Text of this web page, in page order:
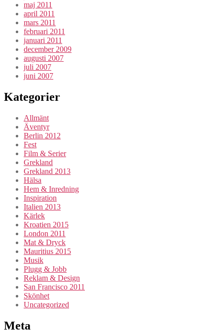
maj 2011
april 2011
mars 2011
februari 2011
januari 2011
december 2009
augusti 2007
juli 2007
juni 2007
Kategorier
Allmänt
Äventyr
Berlin 2012
Fest
Film & Serier
Grekland
Grekland 2013
Hälsa
Hem & Inredning
Inspiration
Italien 2013
Kärlek
Kroatien 2015
London 2011
Mat & Dryck
Mauritius 2015
Musik
Plugg & Jobb
Reklam & Design
San Francisco 2011
Skönhet
Uncategorized
Meta